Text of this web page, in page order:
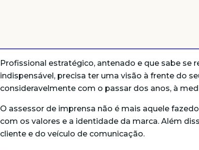
Profissional estratégico, antenado e que sabe se
indispensável, precisa ter uma visão à frente do
consideravelmente com o passar dos anos, à
O assessor de imprensa não é mais aquele
com os valores e a identidade da marca. Além
cliente e do veículo de comunicação.